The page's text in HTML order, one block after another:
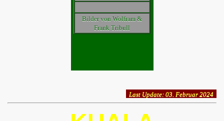
Bilder von Wolfram &
Frank Tribull
Last Update: 03. Februar 2024